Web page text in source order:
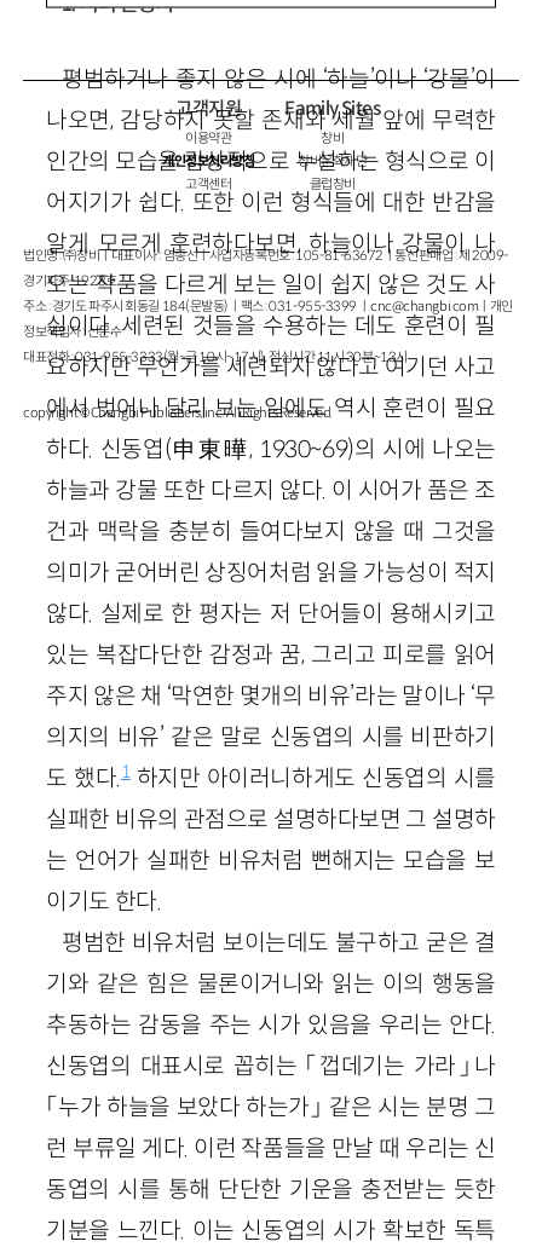
평범하거나 좋지 않은 시에 ‘하늘’이나 ‘강물’이
나오면, 감당하지 못할 존재와 세월 앞에 무력한
인간의 모습을 감상적으로 누설하는 형식으로 이
어지기가 쉽다. 또한 이런 형식들에 대한 반감을
알게 모르게 훈련하다보면, 하늘이나 강물이 나
오는 작품을 다르게 보는 일이 쉽지 않은 것도 사
실이다. 세련된 것들을 수용하는 데도 훈련이 필
요하지만 무언가를 세련되지 않다고 여기던 사고
에서 벗어나 달리 보는 일에도 역시 훈련이 필요
하다. 신동엽(申東曄, 1930~69)의 시에 나오는
하늘과 강물 또한 다르지 않다. 이 시어가 품은 조
건과 맥락을 충분히 들여다보지 않을 때 그것을
의미가 굳어버린 상징어처럼 읽을 가능성이 적지
않다. 실제로 한 평자는 저 단어들이 용해시키고
있는 복잡다단한 감정과 꿈, 그리고 피로를 읽어
주지 않은 채 ‘막연한 몇개의 비유’라는 말이나 ‘무
의지의 비유’ 같은 말로 신동엽의 시를 비판하기
도 했다.1하지만 아이러니하게도 신동엽의 시를
실패한 비유의 관점으로 설명하다보면 그 설명하
는 언어가 실패한 비유처럼 뻔해지는 모습을 보
이기도 한다.
평범한 비유처럼 보이는데도 불구하고 굳은 결
기와 같은 힘은 물론이거니와 읽는 이의 행동을
추동하는 감동을 주는 시가 있음을 우리는 안다.
신동엽의 대표시로 꼽히는 「껍데기는 가라」나
「누가 하늘을 보았다 하는가」 같은 시는 분명 그
런 부류일 게다. 이런 작품들을 만날 때 우리는 신
동엽의 시를 통해 단단한 기운을 충전받는 듯한
기분을 느낀다. 이는 신동엽의 시가 확보한 독특
고객지원
이용약관
개인정보처리방침
고객센터
Family Sites
창비
창비문화재단
클럽창비
법인명 : ㈜창비ㅣ대표이사 : 염종선ㅣ사업자등록번호 : 105-81-63672ㅣ통신판매업 : 제 2009-
경기파주-1928호
주소 : 경기도 파주시 회동길 184(문발동)ㅣ팩스 : 031-955-3399 ㅣcnc@changbi.com ㅣ개인
정보책임자 : 신문수
대표전화 : 031-955-3333(월~금 10시~17시), 점심시간 11시 30분~13시
copyright © Changbi Publishers, inc. All Rights Reserved.